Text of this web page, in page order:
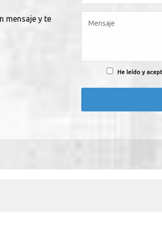
mensaje y te
He leído y